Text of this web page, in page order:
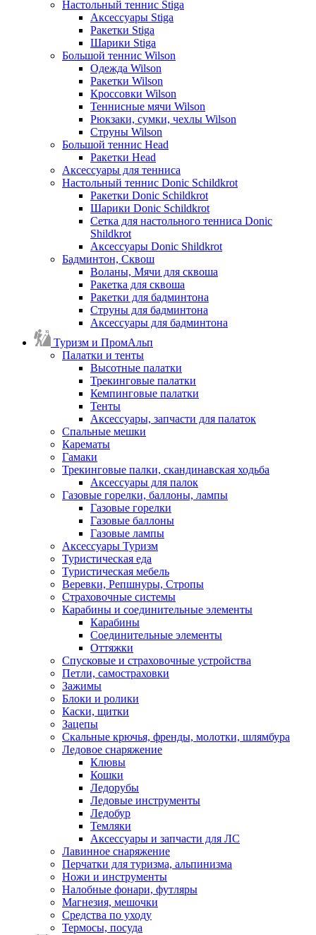
Настольный теннис Stiga
Аксессуары Stiga
Ракетки Stiga
Шарики Stiga
Большой теннис Wilson
Одежда Wilson
Ракетки Wilson
Кроссовки Wilson
Теннисные мячи Wilson
Рюкзаки, сумки, чехлы Wilson
Струны Wilson
Большой теннис Head
Ракетки Head
Аксессуары для тенниса
Настольный теннис Donic Schildkrot
Ракетки Donic Schildkrot
Шарики Donic Schildkrot
Сетка для настольного тенниса Donic
Shildkrot
Аксессуары Donic Shildkrot
Бадминтон, Сквош
Воланы, Мячи для сквоша
Ракетка для сквоша
Ракетки для бадминтона
Струны для бадминтона
Аксессуары для бадминтона
Туризм и ПромАльп
Палатки и тенты
Высотные палатки
Трекинговые палатки
Кемпинговые палатки
Тенты
Аксессуары, запчасти для палаток
Спальные мешки
Карематы
Гамаки
Трекинговые палки, скандинавская ходьба
Аксессуары для палок
Газовые горелки, баллоны, лампы
Газовые горелки
Газовые баллоны
Газовые лампы
Аксессуары Туризм
Туристическая еда
Туристическая мебель
Веревки, Репшнуры, Стропы
Страховочные системы
Карабины и соединительные элементы
Карабины
Соединительные элементы
Оттяжки
Спусковые и страховочные устройства
Петли, самостраховки
Зажимы
Блоки и ролики
Каски, щитки
Зацепы
Скальные крючья, френды, молотки, шлямбура
Ледовое снаряжение
Клювы
Кошки
Ледорубы
Ледовые инструменты
Ледобур
Темляки
Аксессуары и запчасти для ЛС
Лавинное снаряжение
Перчатки для туризма, альпинизма
Ножи и инструменты
Налобные фонари, футляры
Магнезия, мешочки
Средства по уходу
Термосы, посуда